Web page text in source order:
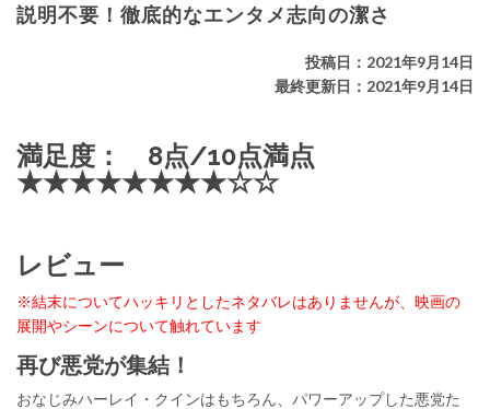
キ
説明不要！徹底的なエンタメ志向の潔さ
投稿日：2021年9月14日
最終更新日：2021年9月14日
満足度： 8点/10点満点
★★★★★★★★☆☆
レビュー
※結末についてハッキリとしたネタバレはありませんが、映画の
展開やシーンについて触れています
再び悪党が集結！
おなじみハーレイ・クインはもちろん、パワーアップした悪党た